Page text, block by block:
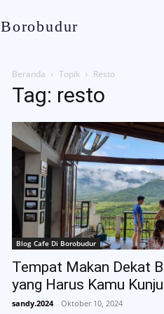
Borobudur
Beranda Topik Resto
Tag: resto
Blog Cafe Di Borobudur
Tempat Makan Dekat
yang Harus Kamu
sandy.2024 - Oktober 10, 2024